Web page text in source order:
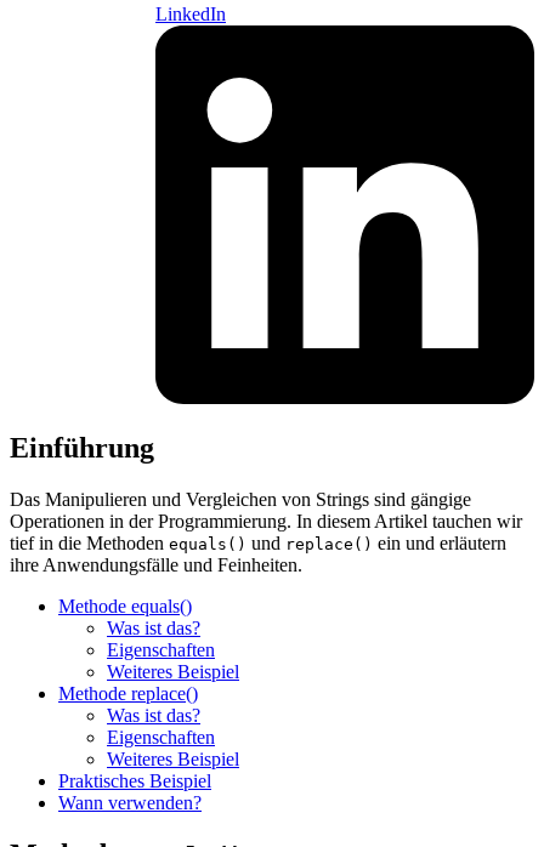
LinkedIn
Einführung
Das Manipulieren und Vergleichen von Strings sind gängige
Operationen in der Programmierung. In diesem Artikel tauchen wir
tief in die Methoden equals() und replace() ein und erläutern
ihre Anwendungsfälle und Feinheiten.
Methode equals()
Was ist das?
Eigenschaften
Weiteres Beispiel
Methode replace()
Was ist das?
Eigenschaften
Weiteres Beispiel
Praktisches Beispiel
Wann verwenden?